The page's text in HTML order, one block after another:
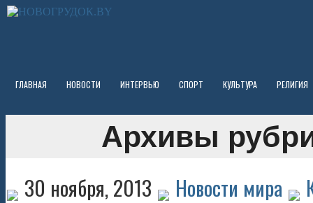
ГЛАВНАЯ НОВОСТИ ИНТЕРВЬЮ СПОРТ КУЛЬТУРА РЕЛИГИЯ
Архивы
30 ноября, 2013 Новости мира